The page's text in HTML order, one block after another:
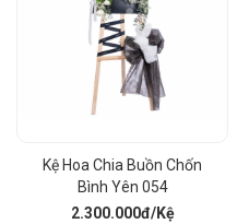
Kệ Hoa Chia Buồn Chốn
Bình Yên 054
2.300.000đ/Kệ